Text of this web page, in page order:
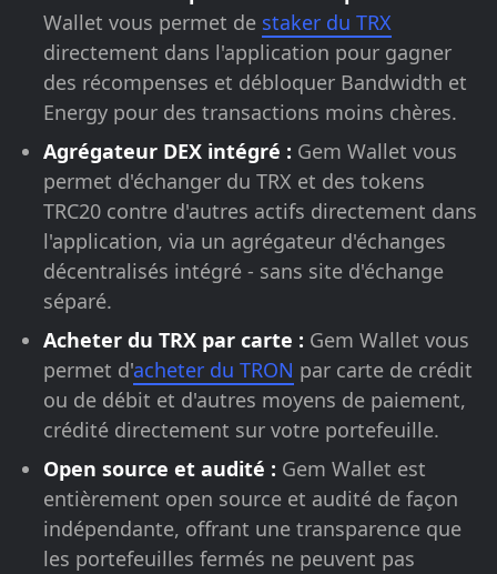
Wallet vous permet de staker du TRX
directement dans l'application pour gagner
des récompenses et débloquer Bandwidth et
Energy pour des transactions moins chères.
Agrégateur DEX intégré : Gem Wallet vous
permet d'échanger du TRX et des tokens
TRC20 contre d'autres actifs directement dans
l'application, via un agrégateur d'échanges
décentralisés intégré - sans site d'échange
séparé.
Acheter du TRX par carte : Gem Wallet vous
permet d'acheter du TRON par carte de crédit
ou de débit et d'autres moyens de paiement,
crédité directement sur votre portefeuille.
Open source et audité : Gem Wallet est
entièrement open source et audité de façon
indépendante, offrant une transparence que
les portefeuilles fermés ne peuvent pas